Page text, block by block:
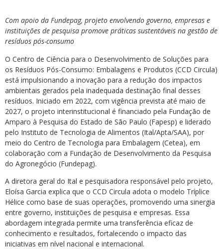
Com apoio da Fundepag, projeto envolvendo governo, empresas e
instituições de pesquisa promove práticas sustentáveis na gestão de
resíduos pós-consumo
O Centro de Ciência para o Desenvolvimento de Soluções para
os Resíduos Pós-Consumo: Embalagens e Produtos (CCD Circula)
está impulsionando a inovação para a redução dos impactos
ambientais gerados pela inadequada destinação final desses
resíduos. Iniciado em 2022, com vigência prevista até maio de
2027, o projeto interinstitucional é financiado pela Fundação de
Amparo à Pesquisa do Estado de São Paulo (Fapesp) e liderado
pelo Instituto de Tecnologia de Alimentos (Ital/Apta/SAA), por
meio do Centro de Tecnologia para Embalagem (Cetea), em
colaboração com a Fundação de Desenvolvimento da Pesquisa
do Agronegócio (Fundepag).
A diretora geral do Ital e pesquisadora responsável pelo projeto,
Eloísa Garcia explica que o CCD Circula adota o modelo Tríplice
Hélice como base de suas operações, promovendo uma sinergia
entre governo, instituições de pesquisa e empresas. Essa
abordagem integrada permite uma transferência eficaz de
conhecimento e resultados, fortalecendo o impacto das
iniciativas em nível nacional e internacional.